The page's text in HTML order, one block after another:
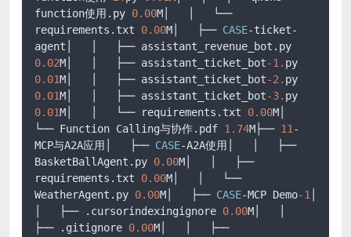
function使用.py 0.00M│   │   └──
requirements.txt 0.00M│   ├── CASE-ticket-
0.02M│   │   ├── assistant_ticket_bot-1.
0.01M│   │   ├── assistant_ticket_bot-2.
0.01M│   │   ├── assistant_ticket_bot-3.
0.01M│   │   └── requirements.txt 0.00M│
└── Function Calling与协作.pdf 1.74M├── 11-
MCP与A2A应用│   ├── CASE-A2A使用│   │   ├──
BasketBallAgent.py 0.00M│   │   ├──
requirements.txt 0.00M│   │   └──
WeatherAgent.py 0.00M│   ├── CASE-MCP Demo-1
│   ├── .cursorindexingignore 0.00M│   │
├── .gitignore 0.00M│   │   ├──